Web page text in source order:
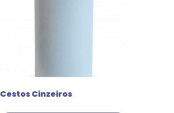
Cestos Cinzeiros